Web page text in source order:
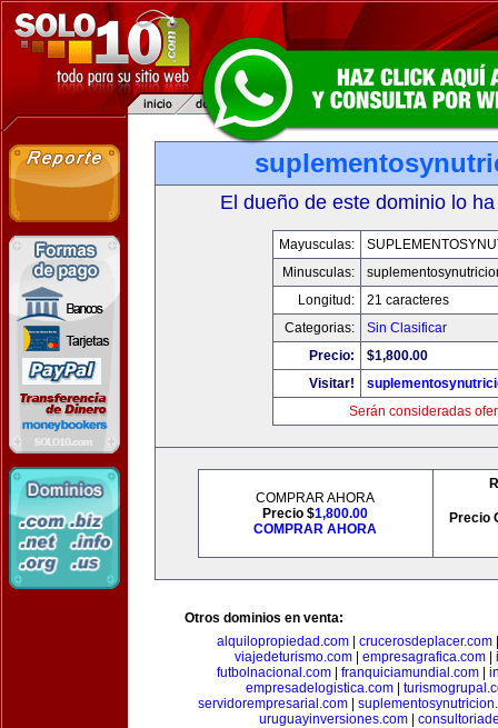
El dueño de este dominio lo
Mayusculas:
Minusculas:
Longitud:
21 caracteres
Categorias:
Sin Clasificar
Precio:
$1,800.00
Visitar!
Serán consideradas
COMPRAR AHORA
Precio $1,800.00
COMPRAR AHORA
Precio
Otros dominios en venta:
alquilopropiedad.com| crucerosdeplacer.com
viajedeturismo.com| empresagrafica.com|
futbolnacional.com
franquiciamundial.com
empresadelogistica.com
servidorempresarial.com|
uruguayinversiones.com